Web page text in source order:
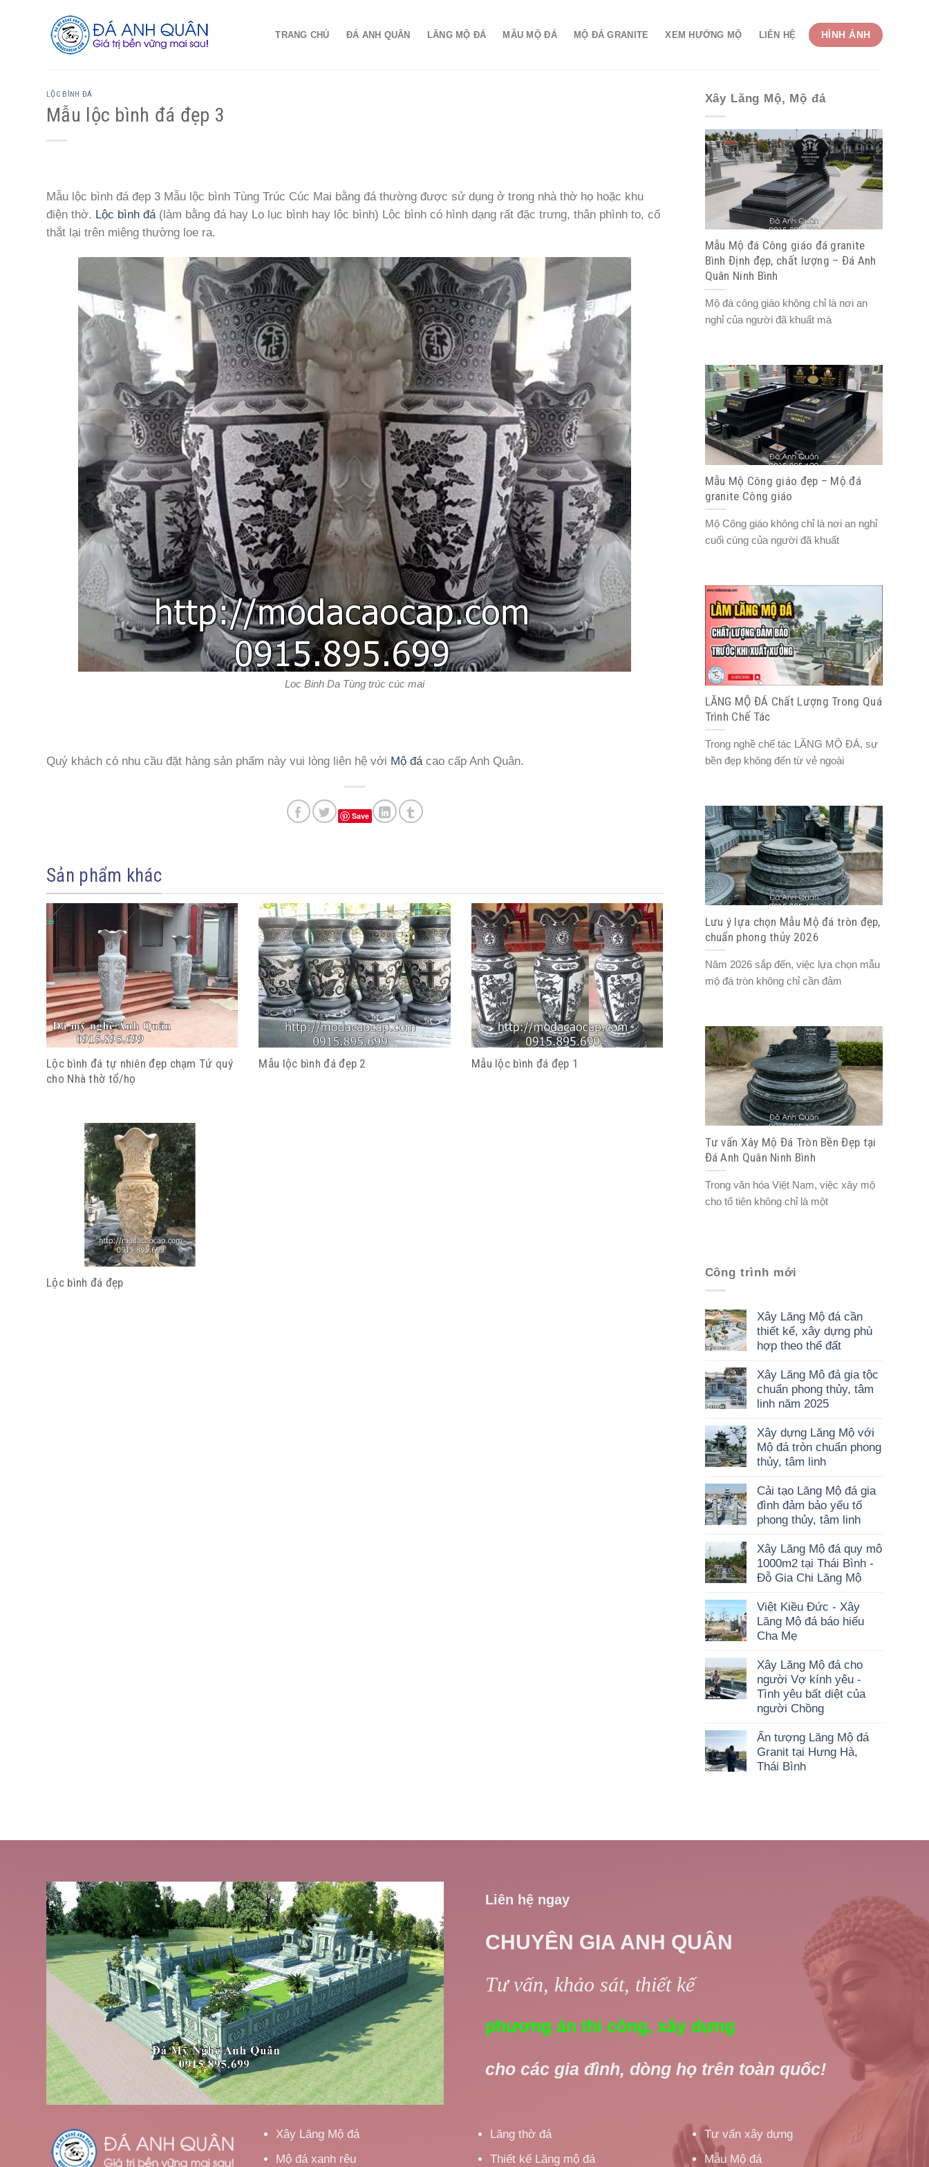
TRANG CHỦ ĐÁ ANH QUÂN LĂNG MỘ ĐÁ MẪU MỘ ĐÁ MỘ ĐÁ GRANITE XEM HƯỚNG MỘ LIÊN HỆ HÌNH ẢNH
LỘC BÌNH ĐÁ
Mẫu lộc bình đá đẹp 3
Mẫu lộc bình đá đẹp 3 Mẫu lộc bình Tùng Trúc Cúc Mai bằng đá thường được sử dụng ở trong nhà thờ họ hoặc khu
điện thờ. Lộc bình đá(làm bằng đá hay Lọ lục bình hay lộc bình) Lộc bình có hình dạng rất đặc trưng, thân phình to, cổ
thắt lại trên miệng thường loe ra.
Loc Binh Da Tùng trúc cúc mai
Quý khách có nhu cầu đặt hàng sản phẩm này vui lòng liên hệ với Mộ đácao cấp Anh Quân.
Save
Sản phẩm khác
Lộc bình đá tự nhiên đẹp chạm Tứ quý
cho Nhà thờ tổ/họ
Mẫu lộc bình đá đẹp 2 Mẫu lộc bình đá đẹp 1
Lộc bình đá đẹp
Xây Lăng Mộ, Mộ đá
Mẫu Mộ đá Công giáo đá granite
Bình Định đẹp, chất lượng – Đá Anh
Quân Ninh Bình
Mộ đá công giáo không chỉ là nơi an
nghỉ của người đã khuất mà
Mẫu Mộ Công giáo đẹp – Mộ đá
granite Công giáo
Mộ Công giáo không chỉ là nơi an nghỉ
cuối cùng của người đã khuất
LĂNG MỘ ĐÁ Chất Lượng Trong Quá
Trình Chế Tác
Trong nghề chế tác LĂNG MỘ ĐÁ, sự
bền đẹp không đến từ vẻ ngoài
Lưu ý lựa chọn Mẫu Mộ đá tròn đẹp,
chuẩn phong thủy 2026
Năm 2026 sắp đến, việc lựa chọn mẫu
mộ đá tròn không chỉ cần đảm
Tư vấn Xây Mộ Đá Tròn Bền Đẹp tại
Đá Anh Quân Ninh Bình
Trong văn hóa Việt Nam, việc xây mộ
cho tổ tiên không chỉ là một
Công trình mới
Xây Lăng Mộ đá cần
thiết kế, xây dựng phù
hợp theo thế đất
Xây Lăng Mô đá gia tộc
chuẩn phong thủy, tâm
linh năm 2025
Xây dựng Lăng Mộ với
Mộ đá tròn chuẩn phong
thủy, tâm linh
Cải tạo Lăng Mộ đá gia
đình đảm bảo yếu tố
phong thủy, tâm linh
Xây Lăng Mộ đá quy mô
1000m2 tại Thái Bình -
Đỗ Gia Chi Lăng Mộ
Việt Kiều Đức - Xây
Lăng Mộ đá báo hiếu
Cha Mẹ
Xây Lăng Mộ đá cho
người Vợ kính yêu -
Tình yêu bất diệt của
người Chồng
Ấn tượng Lăng Mộ đá
Granit tại Hưng Hà,
Thái Bình
Liên hệ ngay
CHUYÊN GIA ANH QUÂN
Tư vấn, khảo sát, thiết kế
phương án thi công, xây dựng
cho các gia đình, dòng họ trên toàn quốc!
Xây Lăng Mộ đá
Mộ đá xanh rêu
Lăng thờ đá
Thiết kế Lăng mộ đá
Tư vấn xây dựng
Mẫu Mộ đá